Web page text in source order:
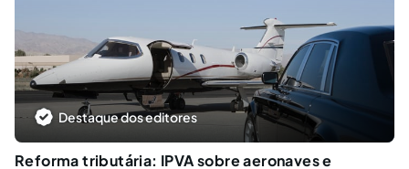
Destaque dos editores
Reforma tributária: IPVA sobre aeronaves e